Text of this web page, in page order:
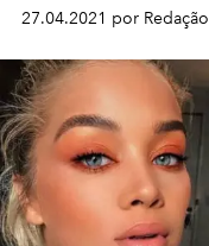
27.04.2021 por Redação